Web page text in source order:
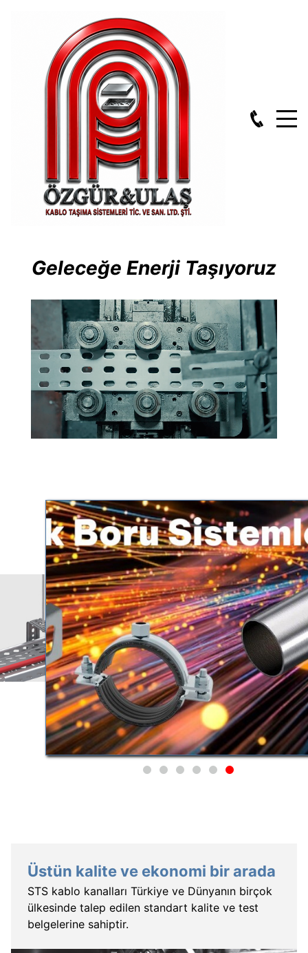
Geleceğe Enerji Taşıyoruz
Üstün kalite ve ekonomi bir arada
STS kablo kanalları Türkiye ve Dünyanın birçok
ülkesinde talep edilen standart kalite ve test
belgelerine sahiptir.